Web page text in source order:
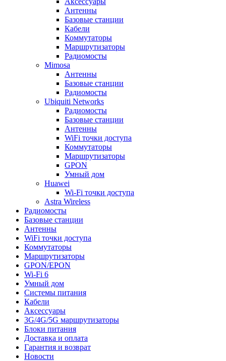
Антенны
Базовые станции
Кабели
Коммутаторы
Маршрутизаторы
Радиомосты
Mimosa
Антенны
Базовые станции
Радиомосты
Ubiquiti Networks
Радиомосты
Базовые станции
Антенны
WiFi точки доступа
Коммутаторы
Маршрутизаторы
GPON
Умный дом
Huawei
Wi-Fi точки доступа
Astra Wireless
Радиомосты
Базовые станции
Антенны
WiFi точки доступа
Коммутаторы
Маршрутизаторы
GPON/EPON
Wi-Fi 6
Умный дом
Системы питания
Кабели
Аксессуары
3G/4G/5G маршрутизаторы
Блоки питания
Доставка и оплата
Гарантия и возврат
Новости